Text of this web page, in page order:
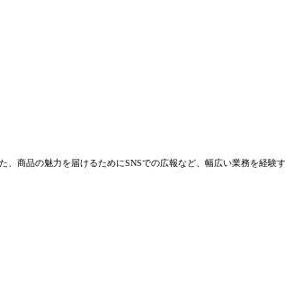
商品の魅力を届けるためにSNSでの広報など、幅広い業務を経験す